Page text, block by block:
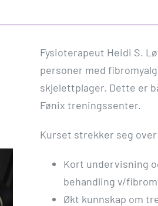
Fysioterapeut Heidi S.
personer med
skjelettplager. Dette er
Fønix treningssenter.
Kurset strekker seg
Kort undervisning
behandling v/
Økt kunnskap om